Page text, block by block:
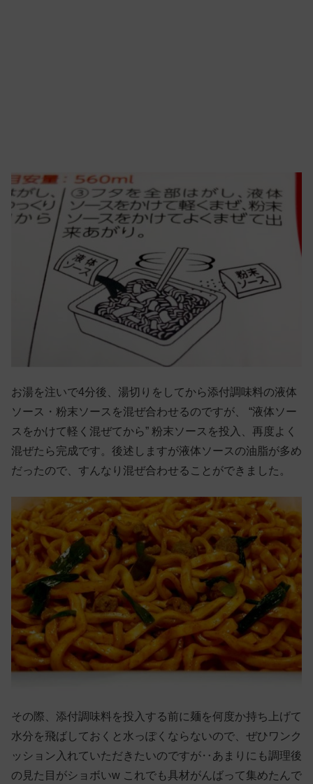
お湯を注いで4分後、湯切りをしてから添付調味料の液体
ソース・粉末ソースを混ぜ合わせるのですが、 “液体ソー
スをかけて軽く混ぜてから” 粉末ソースを投入、再度よく
混ぜたら完成です。後述しますが液体ソースの油脂が多め
だったので、すんなり混ぜ合わせることができました。
その際、添付調味料を投入する前に麺を何度か持ち上げて
水分を飛ばしておくと水っぽくならないので、ぜひワンク
ッション入れていただきたいのですが‥あまりにも調理後
の見た目がショボいw これでも具材がんばって集めたんで